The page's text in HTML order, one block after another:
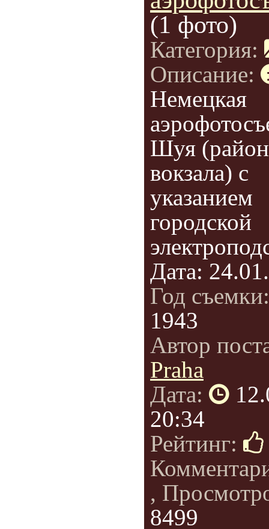
(1 фото)
Категория:
Описание:
Немецкая
Шуя
вокзала) c
указанием
городской
Дата:
Год
1943
Автор
Praha
Дата:
20:34
Рейтинг:
,
8499